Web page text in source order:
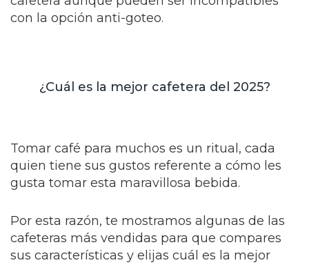
con la opción anti-goteo.
¿Cuál es la mejor cafetera del 2025?
Tomar café para muchos es un ritual, cada
quien tiene sus gustos referente a cómo les
gusta tomar esta maravillosa bebida.
Por esta razón, te mostramos algunas de las
cafeteras más vendidas para que compares
sus características y elijas cuál es la mejor